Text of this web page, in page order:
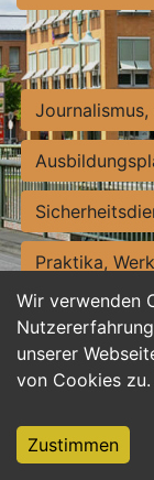
Wir verwenden
unserer
von Cookies zu.
Zustimmen
Journalismus,
Praktika,
Hilfskräfte,